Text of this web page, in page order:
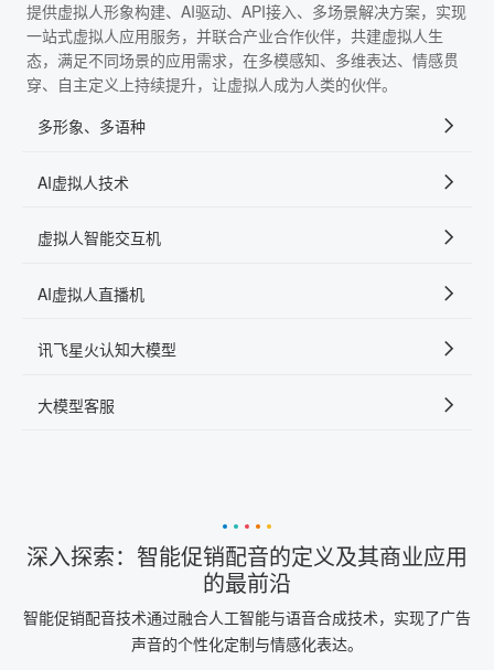
提供虚拟人形象构建、AI驱动、API接入、多场景解决方案，实现
一站式虚拟人应用服务，并联合产业合作伙伴，共建虚拟人生
态，满足不同场景的应用需求，在多模感知、多维表达、情感贯
穿、自主定义上持续提升，让虚拟人成为人类的伙伴。
多形象、多语种
AI虚拟人技术
虚拟人智能交互机
AI虚拟人直播机
讯飞星火认知大模型
大模型客服
深入探索：智能促销配音的定义及其商业应用
的最前沿
智能促销配音技术通过融合人工智能与语音合成技术，实现了广告
声音的个性化定制与情感化表达。